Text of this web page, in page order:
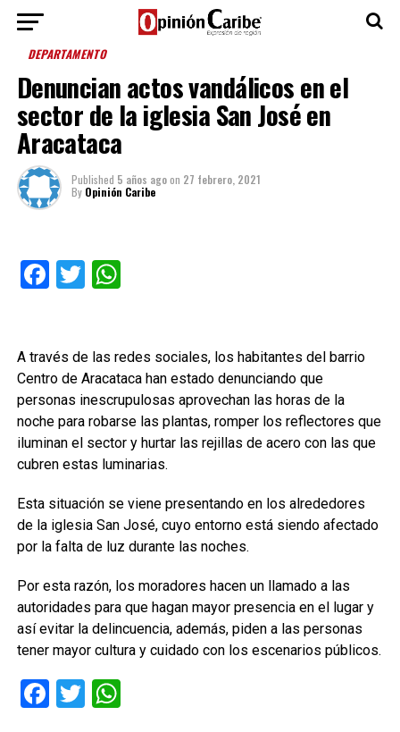
DEPARTAMENTO
Denuncian actos vandálicos en el
sector de la iglesia San José en
Aracataca
Published 5 años agoon 27 febrero, 2021
By Opinión Caribe
Facebook
TwitterWhatsApp
A través de las redes sociales, los habitantes del barrio
Centro de Aracataca han estado denunciando que
personas inescrupulosas aprovechan las horas de la
noche para robarse las plantas, romper los reflectores que
iluminan el sector y hurtar las rejillas de acero con las que
cubren estas luminarias.
Esta situación se viene presentando en los alrededores
de la iglesia San José, cuyo entorno está siendo afectado
por la falta de luz durante las noches.
Por esta razón, los moradores hacen un llamado a las
autoridades para que hagan mayor presencia en el lugar y
así evitar la delincuencia, además, piden a las personas
tener mayor cultura y cuidado con los escenarios públicos.
Facebook
TwitterWhatsApp